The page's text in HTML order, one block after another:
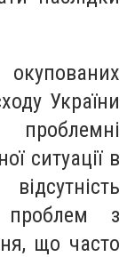
України
проблемні
ситуації в
проблем з
що часто